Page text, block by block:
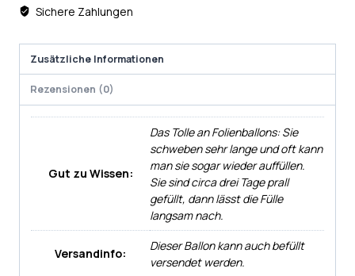
Sichere Zahlungen
Zusätzliche Informationen
Rezensionen (0)
Gut zu Wissen:
Das Tolle an Folienballons: Sie
schweben sehr lange und oft kann
man sie sogar wieder auffüllen.
Sie sind circa drei Tage prall
gefüllt, dann lässt die Fülle
langsam nach.
Versandinfo:
Dieser Ballon kann auch befüllt
versendet werden.